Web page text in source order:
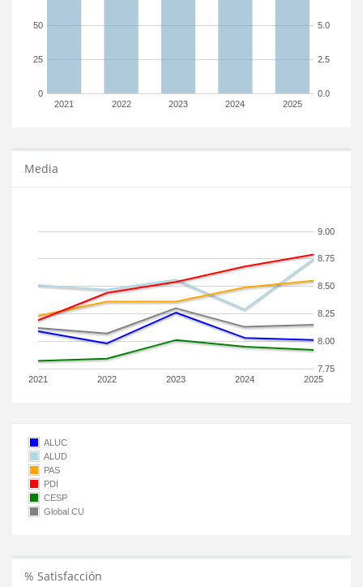
2021 2022 2023 2024 2025
0
25
50
0.0
2.5
5.0
Media
2021 2022 2023 2024 2025
7.75
8.00
8.25
8.50
8.75
9.00
ALUC
ALUD
PAS
PDI
CESP
Global CU
% Satisfacción